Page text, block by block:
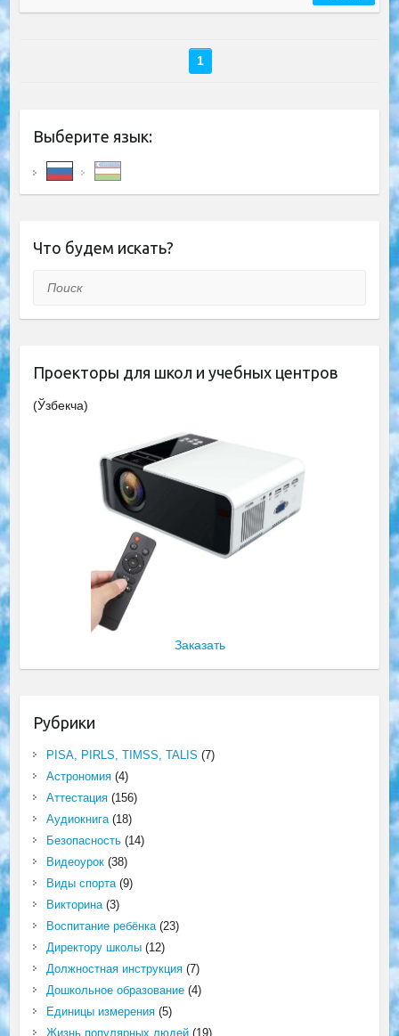
1
Выберите язык:
Что будем искать?
Поиск
Проекторы для школ и учебных центров
(Ўзбекча)
Заказать
Рубрики
PISA, PIRLS, TIMSS, TALIS (7)
Астрономия(4)
Аттестация(156)
Аудиокнига(18)
Безопасность(14)
Видеоурок(38)
Виды спорта(9)
Викторина(3)
Воспитание ребёнка(23)
Директору школы(12)
Должностная инструкция(7)
Дошкольное образование(4)
Единицы измерения(5)
Жизнь популярных людей(19)